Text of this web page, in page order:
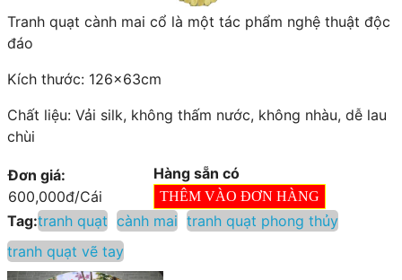
Tranh quạt cành mai cổ là một tác phẩm nghệ thuật độc
đáo
Kích thước: 126x63cm
Chất liệu: Vải silk, không thấm nước, không nhàu, dễ lau
chùi
Đơn giá:
600,000đ/Cái
Hàng sẵn có
Tag:tranh quạt cành mai tranh quạt phong thủy
tranh quạt vẽ tay